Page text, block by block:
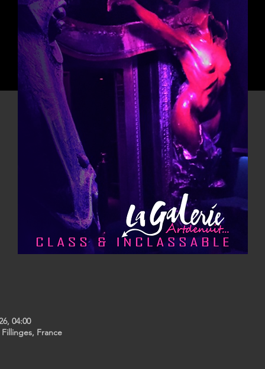
04:00
Fillinges, France